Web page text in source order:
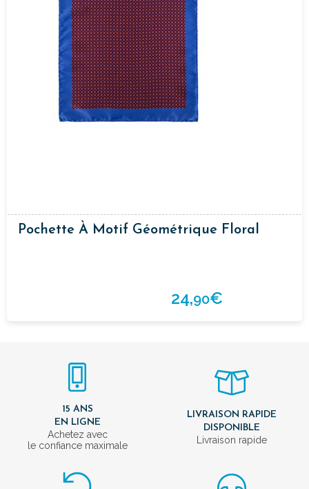
Pochette À Motif Géométrique Floral
24,90€
15 ANS
EN LIGNE
Achetez avec
le confiance maximale
LIVRAISON RAPIDE
DISPONIBLE
Livraison rapide